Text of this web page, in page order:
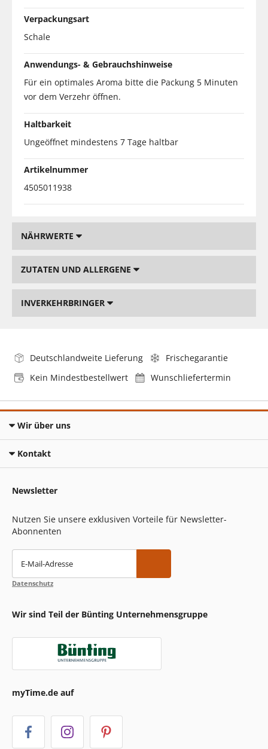
Verpackungsart
Schale
Anwendungs- & Gebrauchshinweise
Für ein optimales Aroma bitte die Packung 5 Minuten
vor dem Verzehr öffnen.
Haltbarkeit
Ungeöffnet mindestens 7 Tage haltbar
Artikelnummer
4505011938
NÄHRWERTE
ZUTATEN UND ALLERGENE
INVERKEHRBRINGER
Deutschlandweite Lieferung
Frischegarantie
Kein Mindestbestellwert
Wunschliefertermin
Wir über uns
Kontakt
Newsletter
Nutzen Sie unsere exklusiven Vorteile für Newsletter-
Abonnenten
E-Mail-Adresse
Datenschutz
Wir sind Teil der Bünting Unternehmensgruppe
myTime.de auf